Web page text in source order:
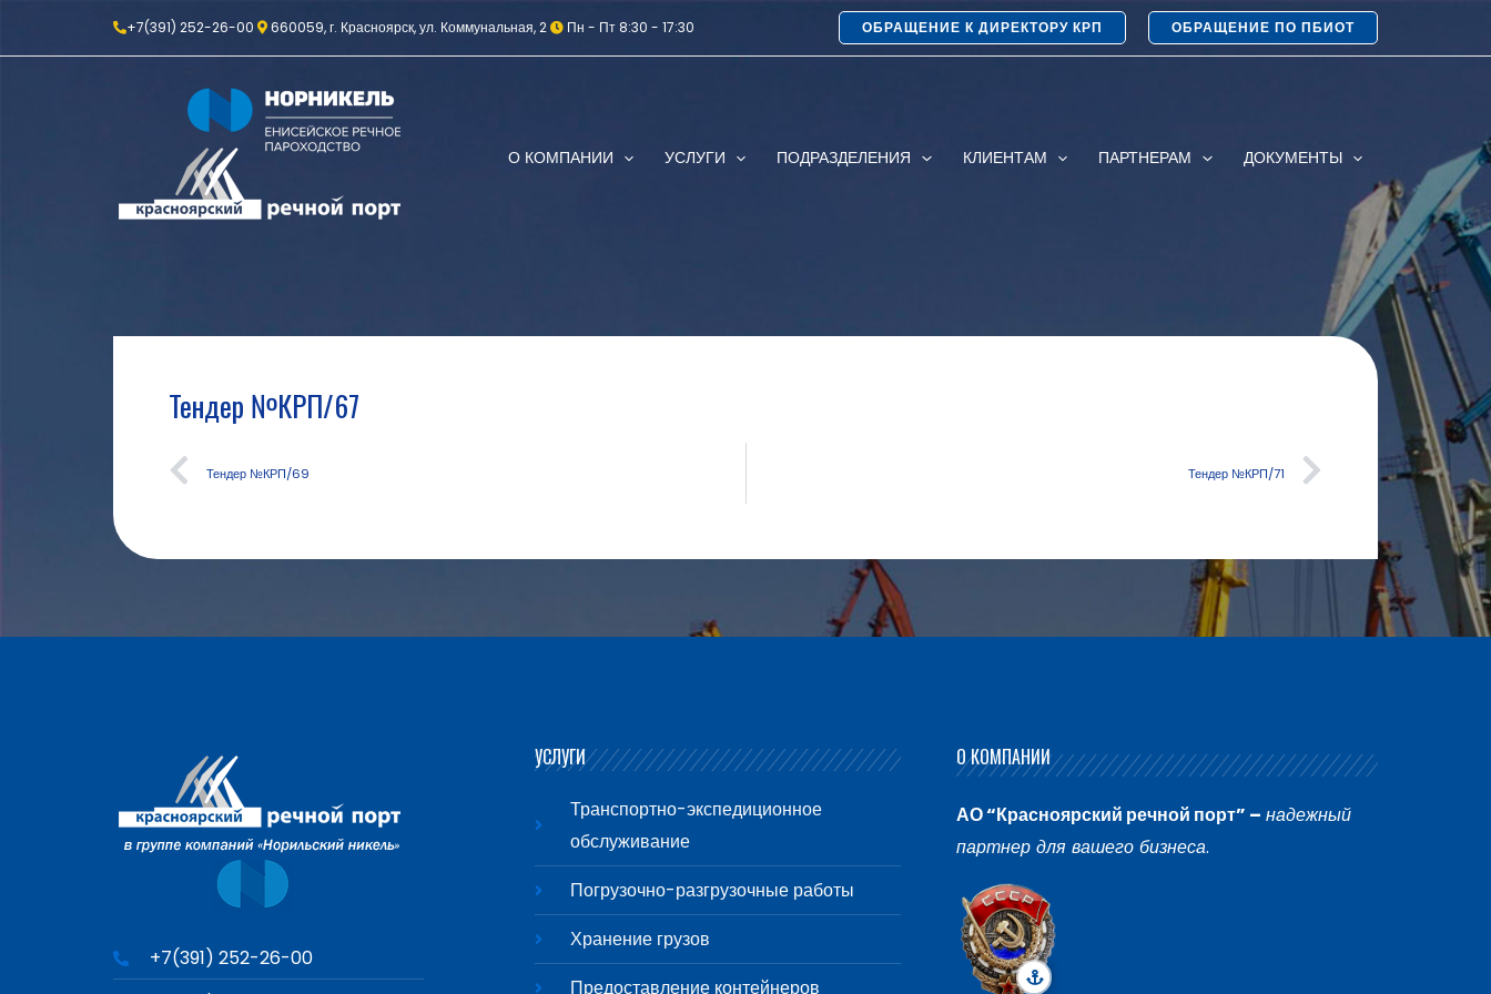
+7(391) 252-26-00 660059, г. Красноярск, ул. Коммунальная, 2 Пн - Пт 8:30 - 17:30 ОБРАЩЕНИЕ К ДИРЕКТОРУ КРП ОБРАЩЕНИЕ ПО ПБИОТ
О КОМПАНИИ УСЛУГИ ПОДРАЗДЕЛЕНИЯ КЛИЕНТАМ ПАРТНЕРАМ ДОКУМЕНТЫ
Тендер №КРП/67
Тендер №КРП/69 Тендер №КРП/71
+7(391) 252-26-00
УСЛУГИ
Транспортно-экспедиционное
обслуживание
Погрузочно-разгрузочные работы
Хранение грузов
Предоставление контейнеров
О КОМПАНИИ
АО “Красноярский речной порт” – надежный
партнер для вашего бизнеса.